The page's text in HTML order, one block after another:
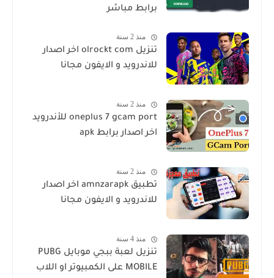
برابط مباشر
منذ 2 سنة
تنزيل olrockt com اخر اصدار
للاندرويد و الايفون مجانا
منذ 2 سنة
oneplus 7 gcam port للأندرويد
اخر اصدار برابط apk
منذ 2 سنة
تطبيق amnzarapk اخر اصدار
للاندرويد و الايفون مجانا
منذ 4 سنة
تنزيل لعبة ببجي موبايل PUBG
MOBILE على الكمبيوتر او اللاب